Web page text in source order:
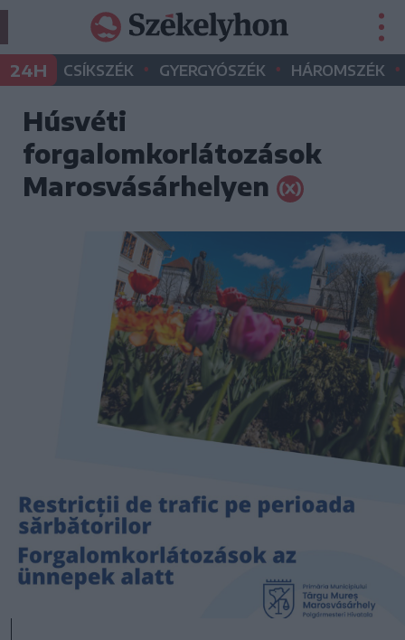
24H CSÍKSZÉK • GYERGYÓSZÉK • HÁROMSZÉK •
Húsvéti
forgalomkorlátozások
Marosvásárhelyen